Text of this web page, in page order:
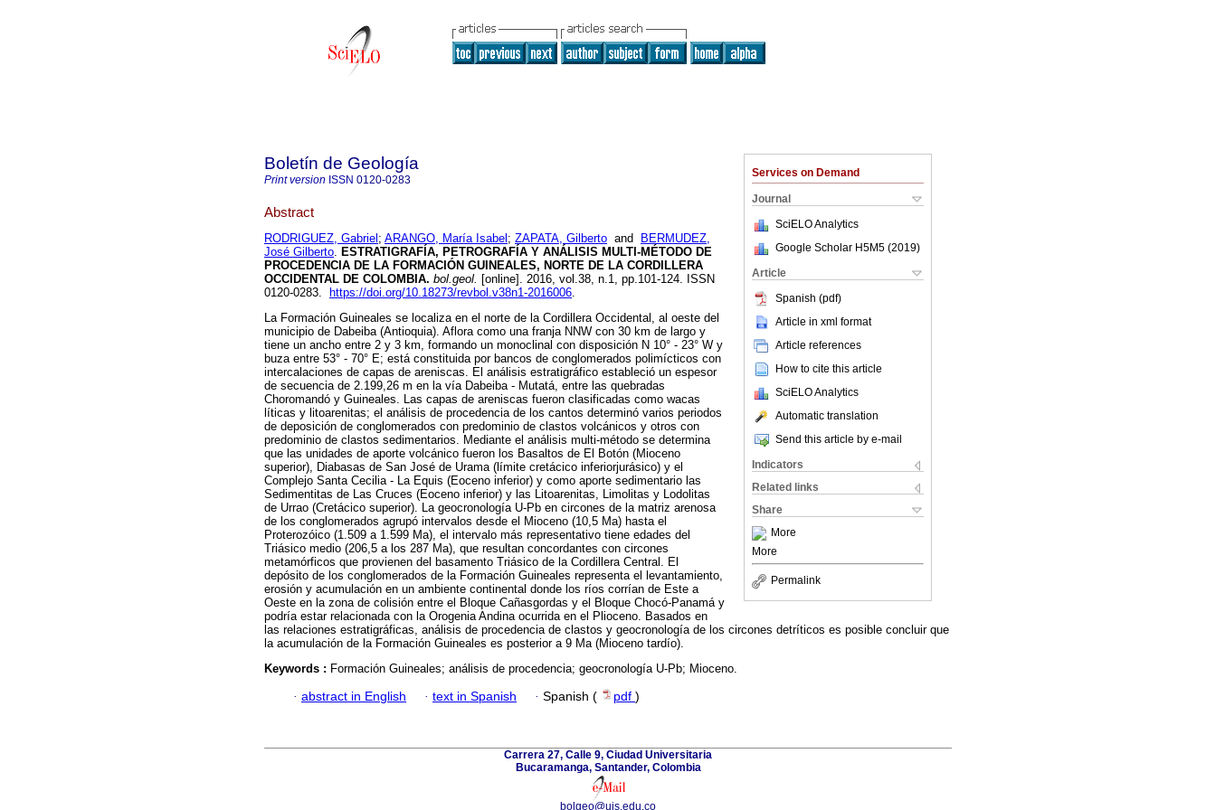
Services on Demand
Journal
SciELO Analytics
Google Scholar H5M5 (2019)
Article
Spanish (pdf)
Article in xml format
Article references
How to cite this article
SciELO Analytics
Automatic translation
Send this article by e-mail
Indicators
Related links
Share
More
More
Permalink
Boletín de Geología
Print version ISSN 0120-0283
Abstract
RODRIGUEZ, Gabriel ; ARANGO, María Isabel ; ZAPATA, Gilberto and
BERMUDEZ,
José Gilberto. ESTRATIGRAFÍA, PETROGRAFÍA Y ANÁLISIS MULTI-MÉTODO DE
PROCEDENCIA DE LA FORMACIÓN GUINEALES, NORTE DE LA CORDILLERA
OCCIDENTAL DE COLOMBIA. bol.geol. [online]. 2016, vol.38, n.1, pp.101-124. ISSN
0120-0283.
https://doi.org/10.18273/revbol.v38n1-2016006.
La Formación Guineales se localiza en el norte de la Cordillera Occidental, al oeste del
municipio de Dabeiba (Antioquia). Aflora como una franja NNW con 30 km de largo y
tiene un ancho entre 2 y 3 km, formando un monoclinal con disposición N 10° - 23° W y
buza entre 53° - 70° E; está constituida por bancos de conglomerados polimícticos con
intercalaciones de capas de areniscas. El análisis estratigráfico estableció un espesor
de secuencia de 2.199,26 m en la vía Dabeiba - Mutatá, entre las quebradas
Choromandó y Guineales. Las capas de areniscas fueron clasificadas como wacas
líticas y litoarenitas; el análisis de procedencia de los cantos determinó varios periodos
de deposición de conglomerados con predominio de clastos volcánicos y otros con
predominio de clastos sedimentarios. Mediante el análisis multi-método se determina
que las unidades de aporte volcánico fueron los Basaltos de El Botón (Mioceno
superior), Diabasas de San José de Urama (límite cretácico inferiorjurásico) y el
Complejo Santa Cecilia - La Equis (Eoceno inferior) y como aporte sedimentario las
Sedimentitas de Las Cruces (Eoceno inferior) y las Litoarenitas, Limolitas y Lodolitas
de Urrao (Cretácico superior). La geocronología U-Pb en circones de la matriz arenosa
de los conglomerados agrupó intervalos desde el Mioceno (10,5 Ma) hasta el
Proterozóico (1.509 a 1.599 Ma), el intervalo más representativo tiene edades del
Triásico medio (206,5 a los 287 Ma), que resultan concordantes con circones
metamórficos que provienen del basamento Triásico de la Cordillera Central. El
depósito de los conglomerados de la Formación Guineales representa el levantamiento,
erosión y acumulación en un ambiente continental donde los ríos corrían de Este a
Oeste en la zona de colisión entre el Bloque Cañasgordas y el Bloque Chocó-Panamá y
podría estar relacionada con la Orogenia Andina ocurrida en el Plioceno. Basados en
las relaciones estratigráficas, análisis de procedencia de clastos y geocronología de los circones detríticos es posible concluir que
la acumulación de la Formación Guineales es posterior a 9 Ma (Mioceno tardío).
Keywords : Formación Guineales; análisis de procedencia; geocronología U-Pb; Mioceno.
· abstract in English · text in Spanish · Spanish ( pdf )
Carrera 27, Calle 9, Ciudad Universitaria
Bucaramanga, Santander, Colombia
bolgeo@uis.edu.co